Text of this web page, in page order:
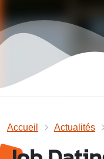
Accueil Actualités